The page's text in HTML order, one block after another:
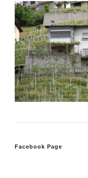
Facebook Page